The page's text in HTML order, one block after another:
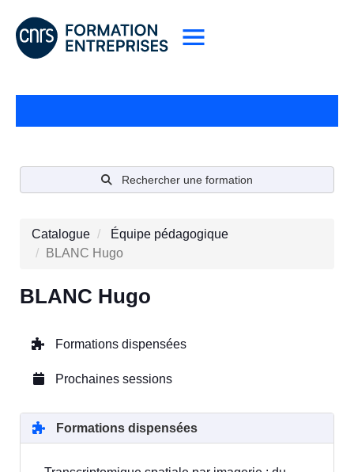
Rechercher une formation
Catalogue
Équipe pédagogique
BLANC Hugo
BLANC Hugo
Formations dispensées
Prochaines sessions
Formations dispensées